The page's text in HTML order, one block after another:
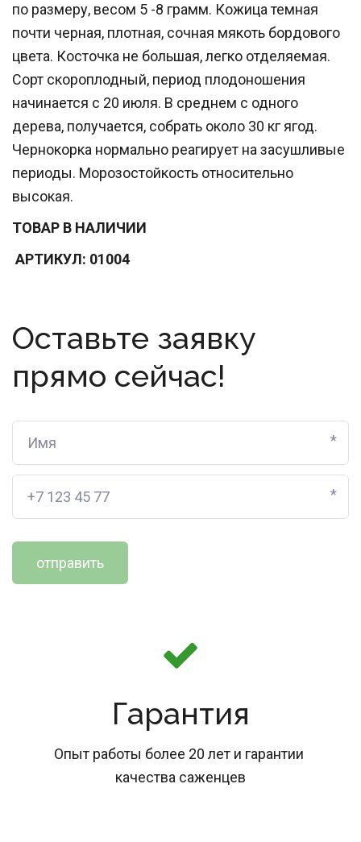
по размеру, весом 5 -8 грамм. Кожица темная
почти черная, плотная, сочная мякоть бордового
цвета. Косточка не большая, легко отделяемая.
Сорт скороплодный, период плодоношения
начинается с 20 июля. В среднем с одного
дерева, получается, собрать около 30 кг ягод.
Чернокорка нормально реагирует на засушливые
периоды. Морозостойкость относительно
высокая.
ТОВАР В НАЛИЧИИ
АРТИКУЛ: 01004
Оставьте заявку
прямо сейчас!
*
*
отправить
Гарантия
Опыт работы более 20 лет и гарантии
качества саженцев